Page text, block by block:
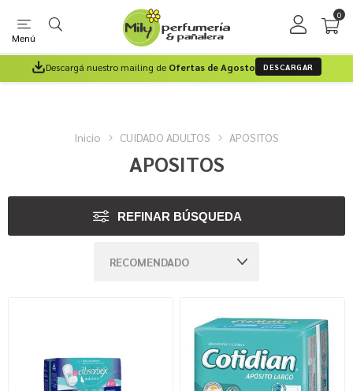
Menú
0
Descargá nuestro mailing de Ofertas de Agosto DESCARGAR
Inicio CUIDADO ADULTOS APOSITOS
APOSITOS
REFINAR BÚSQUEDA